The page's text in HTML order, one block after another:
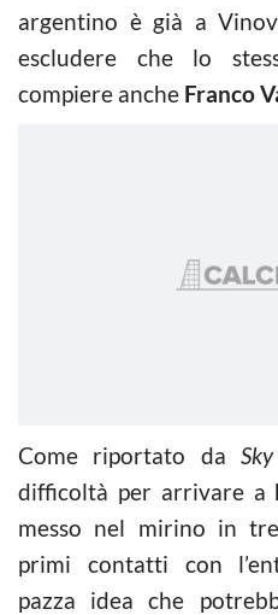
argentino è già a
escludere che lo
compiere anche Franco
Come riportato da
difficoltà per arrivare a
messo nel mirino in
primi contatti con
pazza idea che